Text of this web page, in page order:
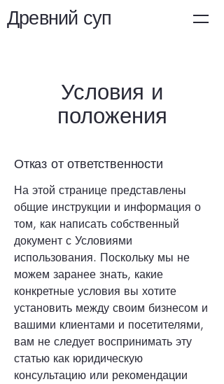
Древний суп
Условия и
положения
Отказ от ответственности
На этой странице представлены
общие инструкции и информация о
том, как написать собственный
документ с Условиями
использования. Поскольку мы не
можем заранее знать, какие
конкретные условия вы хотите
установить между своим бизнесом и
вашими клиентами и посетителями,
вам не следует воспринимать эту
статью как юридическую
консультацию или рекомендации